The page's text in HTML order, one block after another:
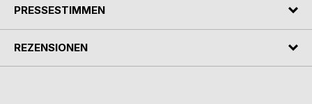
PRESSESTIMMEN
REZENSIONEN